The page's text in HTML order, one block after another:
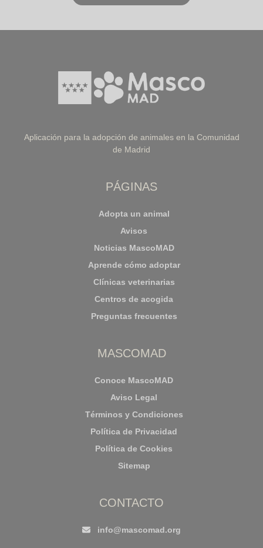
Aplicación para la adopción de animales en la Comunidad
de Madrid
PÁGINAS
Adopta un animal
Avisos
Noticias MascoMAD
Aprende cómo adoptar
Clínicas veterinarias
Centros de acogida
Preguntas frecuentes
MASCOMAD
Conoce MascoMAD
Aviso Legal
Términos y Condiciones
Política de Privacidad
Política de Cookies
Sitemap
CONTACTO
info@mascomad.org